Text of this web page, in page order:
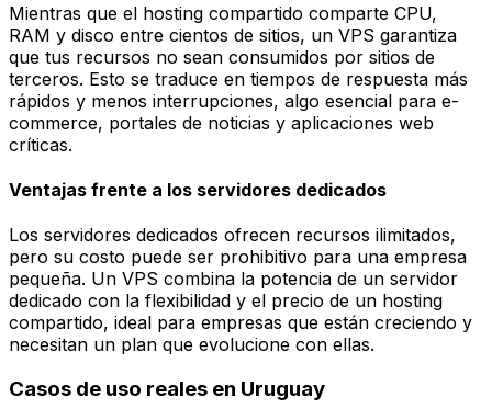
Mientras que el hosting compartido comparte CPU,
RAM y disco entre cientos de sitios, un VPS garantiza
que tus recursos no sean consumidos por sitios de
terceros. Esto se traduce en tiempos de respuesta más
rápidos y menos interrupciones, algo esencial para e-
commerce, portales de noticias y aplicaciones web
críticas.
Ventajas frente a los servidores dedicados
Los servidores dedicados ofrecen recursos ilimitados,
pero su costo puede ser prohibitivo para una empresa
pequeña. Un VPS combina la potencia de un servidor
dedicado con la flexibilidad y el precio de un hosting
compartido, ideal para empresas que están creciendo y
necesitan un plan que evolucione con ellas.
Casos de uso reales en Uruguay